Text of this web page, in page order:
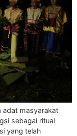
adat masyarakat
sebagai ritual
yang telah